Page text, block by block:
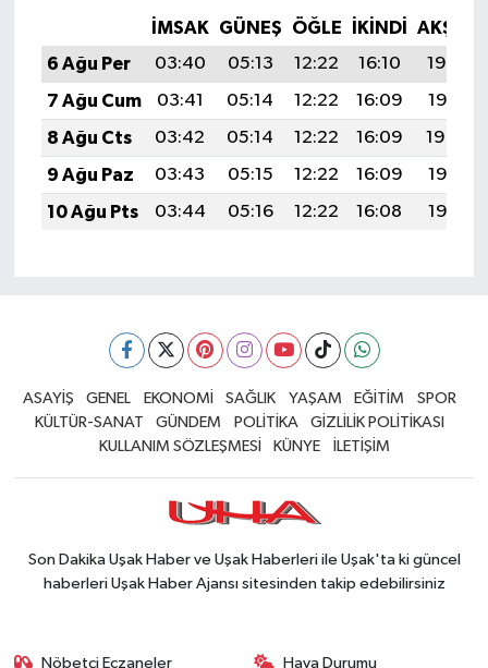
İMSAK GÜNEŞ ÖĞLE İKINDI
AKŞAM
6 Ağu Per
03:40 05:13 12:22 16:10
19:22
7 Ağu Cum
03:41 05:14 12:22 16:09
19:21
8 Ağu Cts
03:42 05:14 12:22 16:09
19:20
9 Ağu Paz
03:43 05:15 12:22 16:09
19:19
10 Ağu Pts
03:44 05:16 12:22 16:08 19:17
ASAYİŞ GENEL EKONOMİ SAĞLIK YAŞAM EĞİTİM
SPOR
KÜLTÜR-SANAT
GÜNDEM POLİTİKA
GİZLİLİK POLİTİKASI
KULLANIM SÖZLEŞMESİ
KÜNYE İLETİŞİM
Son Dakika Uşak Haber ve Uşak Haberleri ile Uşak'ta ki güncel
haberleri Uşak Haber Ajansı sitesinden takip edebilirsiniz
Nöbetçi Eczaneler Hava Durumu